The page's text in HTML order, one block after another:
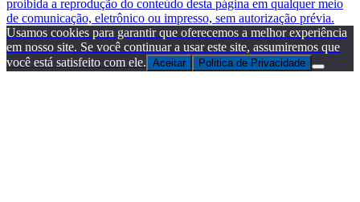
proibida a reprodução do conteúdo desta página em qualquer meio
de comunicação, eletrônico ou impresso, sem autorização prévia.
Usamos cookies para garantir que oferecemos a melhor experiência
em nosso site. Se você continuar a usar este site, assumiremos que
você está satisfeito com ele. Aceitar Politica de Privacidade